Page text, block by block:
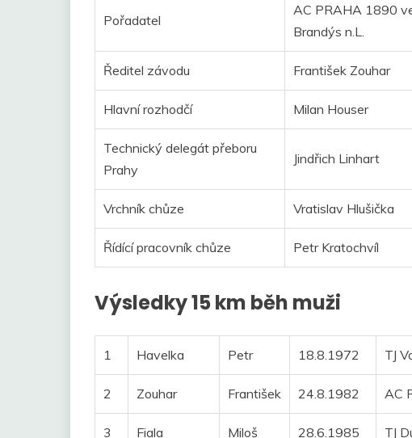
Pořadatel
AC PRAHA 1890
Brandýs n.L.
Ředitel závodu František Zouhar
Hlavní rozhodčí Milan Houser
Technický delegát přeboru
Prahy
Jindřich Linhart
Vrchník chůze Vratislav Hlušička
Řídící pracovník chůze Petr Kratochvíl
Výsledky 15 km běh muži
1 Havelka Petr 18.8.1972 TJ
2 Zouhar František 24.8.1982 AC
3 Fiala Miloš 28.6.1985 TJ